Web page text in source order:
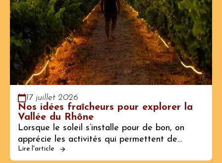
17 juillet 2026
Nos idées fraîcheurs pour explorer la
Vallée du Rhône
Lorsque le soleil s’installe pour de bon, on
apprécie les activités qui permettent de…
Lire l'article